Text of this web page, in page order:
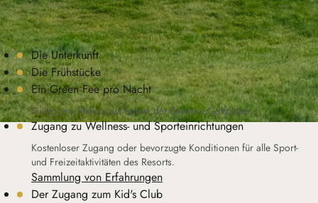
Dieser Aufenthalt beinhaltet
Die Unterkunft
Die Frühstücke
Ein Green Fee pro Nacht
Gültig pro Person auf einem der Barrière Golfplätze.
Zugang zu Wellness- und Sporteinrichtungen
Kostenloser Zugang oder bevorzugte Konditionen für alle Sport-
und Freizeitaktivitäten des Resorts.
Sammlung von Erfahrungen
Der Zugang zum Kid's Club